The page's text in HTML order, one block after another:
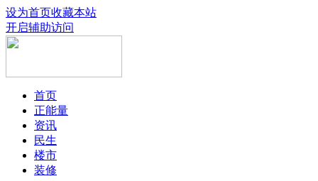
设为首页收藏本站
开启辅助访问
首页
正能量
资讯
民生
楼市
装修